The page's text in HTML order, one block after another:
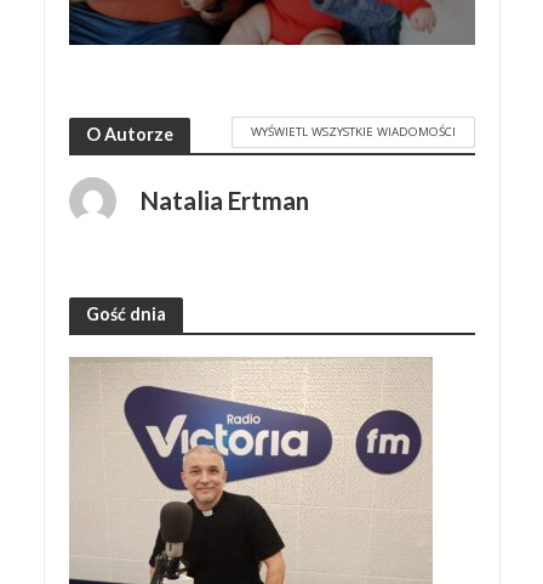
O Autorze WYŚWIETL WSZYSTKIE WIADOMOŚCI
Natalia Ertman
Gość dnia